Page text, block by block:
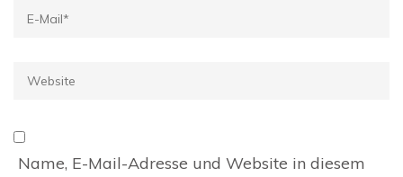
E-
Website
Name, E-Mail-Adresse und Website in diesem